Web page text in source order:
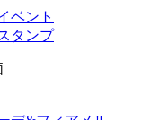
ベント
タンプ